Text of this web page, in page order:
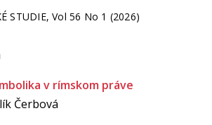
STUDIE, Vol 56 No 1 (2026)
v rímskom práve
Čerbová